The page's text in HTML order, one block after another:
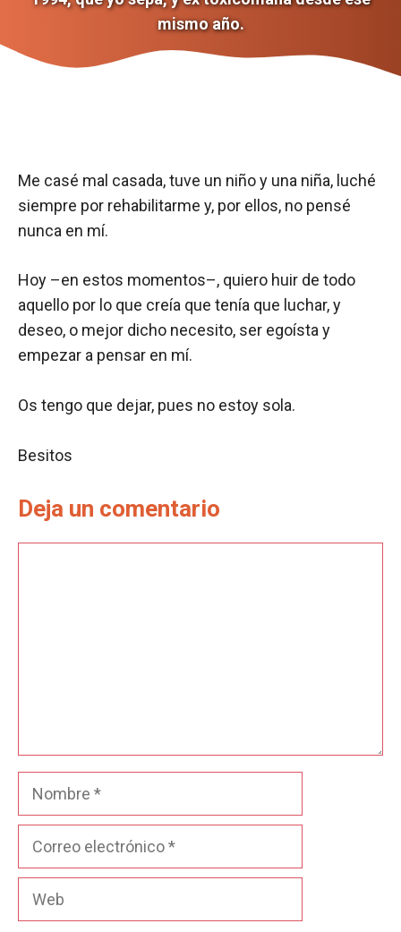
mismo año.
Me casé mal casada, tuve un niño y una niña, luché
siempre por rehabilitarme y, por ellos, no pensé
nunca en mí.
Hoy –en estos momentos–, quiero huir de todo
aquello por lo que creía que tenía que luchar, y
deseo, o mejor dicho necesito, ser egoísta y
empezar a pensar en mí.
Os tengo que dejar, pues no estoy sola.
Besitos
Deja un comentario
Nombre